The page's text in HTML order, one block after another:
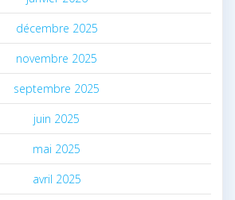
décembre 2025
novembre 2025
septembre 2025
juin 2025
mai 2025
avril 2025